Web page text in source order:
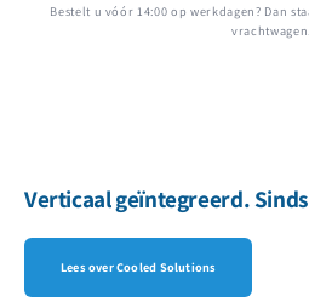
Bestelt u vóór 14:00 op werkdagen? Dan
vrachtwagen.
Verticaal geïntegreerd.
Lees over Cooled Solutions